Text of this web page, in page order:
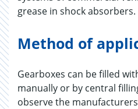
grease in shock absorbers.
Method of
Gearboxes can be filled
manually or by central
observe the